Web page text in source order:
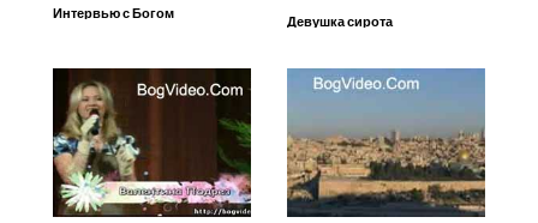
Интервью с Богом
Девушка сирота